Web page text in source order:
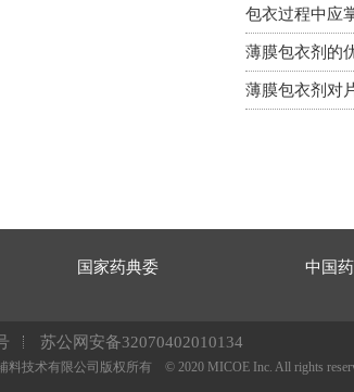
包衣过程中应
薄膜包衣剂的
薄膜包衣剂对
国家药典委 中国
苏公网安备32070402010134
料技术有限公司版权所有 © 2020 MICOE Inc. All rights